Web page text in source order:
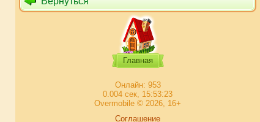
Главная
Онлайн: 953
0.004 сек, 15:53:23
Overmobile © 2026, 16+
Соглашение